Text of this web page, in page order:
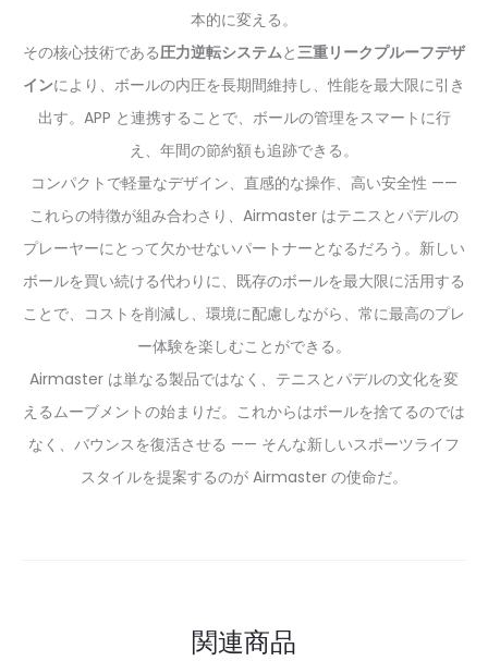
本的に変える。
その核心技術である圧力逆転システムと三重リークプルーフデザ
インにより、ボールの内圧を長期間維持し、性能を最大限に引き
出す。APP と連携することで、ボールの管理をスマートに行
え、年間の節約額も追跡できる。
コンパクトで軽量なデザイン、直感的な操作、高い安全性 ——
これらの特徴が組み合わさり、Airmaster はテニスとパデルの
プレーヤーにとって欠かせないパートナーとなるだろう。新しい
ボールを買い続ける代わりに、既存のボールを最大限に活用する
ことで、コストを削減し、環境に配慮しながら、常に最高のプレ
ー体験を楽しむことができる。
Airmaster は単なる製品ではなく、テニスとパデルの文化を変
えるムーブメントの始まりだ。これからはボールを捨てるのでは
なく、バウンスを復活させる —— そんな新しいスポーツライフ
スタイルを提案するのが Airmaster の使命だ。
関連商品